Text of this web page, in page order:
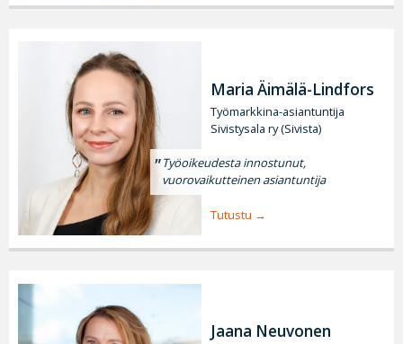
Maria Äimälä-Lindfors
Työmarkkina-asiantuntija
Sivistysala ry (Sivista)
Työoikeudesta innostunut,
vuorovaikutteinen asiantuntija
Tutustu
Jaana Neuvonen